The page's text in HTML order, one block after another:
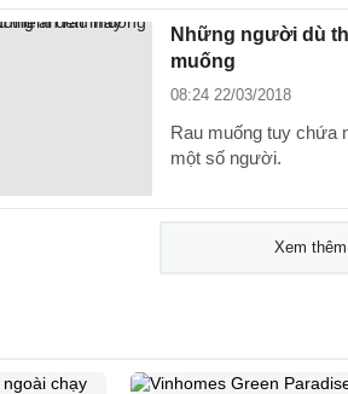
Những người dù
muống
08:24 22/03/2018
Rau muống tuy chứa
một số người.
Xem thêm